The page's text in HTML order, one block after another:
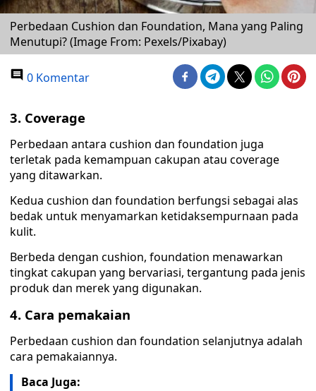
Perbedaan Cushion dan Foundation, Mana yang Paling
Menutupi? (Image From: Pexels/Pixabay)
0 Komentar
3. Coverage
Perbedaan antara cushion dan foundation juga
terletak pada kemampuan cakupan atau coverage
yang ditawarkan.
Kedua cushion dan foundation berfungsi sebagai alas
bedak untuk menyamarkan ketidaksempurnaan pada
kulit.
Berbeda dengan cushion, foundation menawarkan
tingkat cakupan yang bervariasi, tergantung pada jenis
produk dan merek yang digunakan.
4. Cara pemakaian
Perbedaan cushion dan foundation selanjutnya adalah
cara pemakaiannya.
Baca Juga: